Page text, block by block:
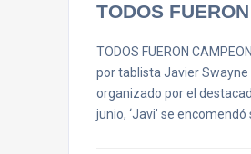
TODOS
TODOS FUERON
por tablista Javier Swayne
organizado por el
junio, ‘Javi’ se encomendó